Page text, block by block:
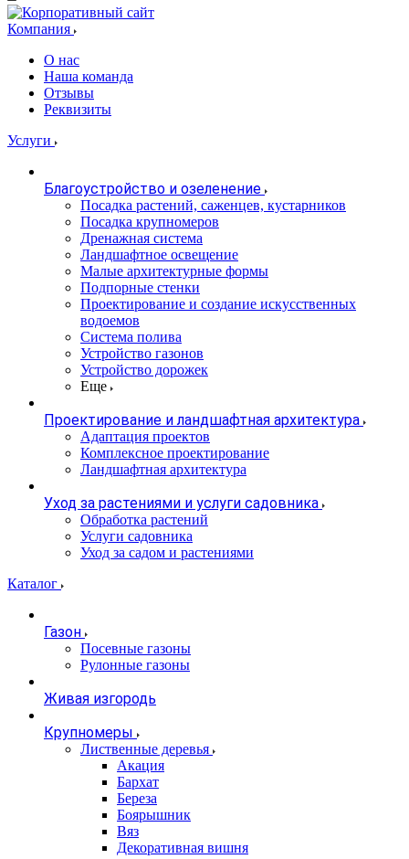
Компания
О нас
Наша команда
Отзывы
Реквизиты
Услуги
Благоустройство и озеленение
Посадка растений, саженцев, кустарников
Посадка крупномеров
Дренажная система
Ландшафтное освещение
Малые архитектурные формы
Подпорные стенки
Проектирование и создание искусственных
водоемов
Система полива
Устройство газонов
Устройство дорожек
Еще
Проектирование и ландшафтная архитектура
Адаптация проектов
Комплексное проектирование
Ландшафтная архитектура
Уход за растениями и услуги садовника
Обработка растений
Услуги садовника
Уход за садом и растениями
Каталог
Газон
Посевные газоны
Рулонные газоны
Живая изгородь
Крупномеры
Лиственные деревья
Акация
Бархат
Береза
Боярышник
Вяз
Декоративная вишня